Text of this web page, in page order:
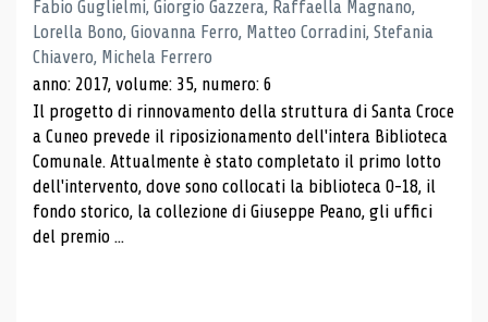
Fabio Guglielmi, Giorgio Gazzera, Raffaella Magnano,
Lorella Bono, Giovanna Ferro, Matteo Corradini, Stefania
Chiavero, Michela Ferrero
anno: 2017, volume: 35, numero: 6
Il progetto di rinnovamento della struttura di Santa Croce
a Cuneo prevede il riposizionamento dell'intera Biblioteca
Comunale. Attualmente è stato completato il primo lotto
dell'intervento, dove sono collocati la biblioteca 0-18, il
fondo storico, la collezione di Giuseppe Peano, gli uffici
del premio ...